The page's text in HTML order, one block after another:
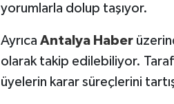
yorumlarla dolup taşıyor.
Ayrıca Antalya Haber
olarak takip edilebiliyor.
üyelerin karar süreçlerini